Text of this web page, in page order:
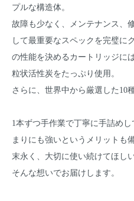
プルな構造体。
故障も少なく、メンテナンス、
して最重要なスペックを完璧に
の性能を決めるカートリッジに
粒状活性炭をたっぷり使用。
さらに、世界中から厳選した10
1本ずつ手作業で丁寧に手詰め
まりにも強いというメリットも
末永く、大切に使い続けてほし
そんな想いでお届けします。